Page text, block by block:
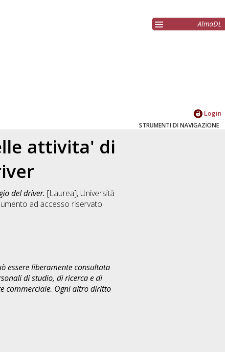
AlmaDL
Login
STRUMENTI DI NAVIGAZIONE
attivita' di
del driver. [Laurea], Università
ad accesso riservato.
essere liberamente consultata
di studio, di ricerca e di
commerciale. Ogni altro diritto